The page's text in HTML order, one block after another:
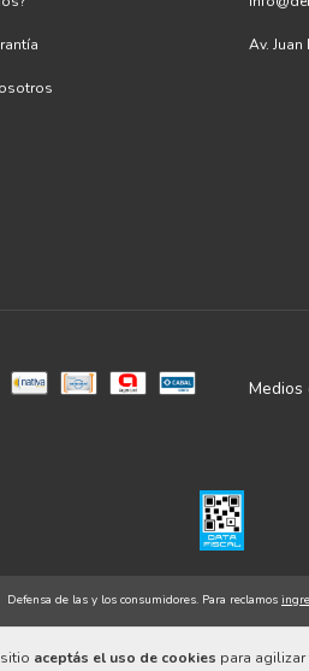
aceptás el uso de cookies para agilizar
Av.
Medios
Defensa de las y los consumidores. Para reclamos